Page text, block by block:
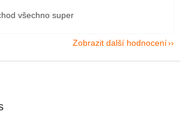
všechno super
Zobrazit další hodnocení